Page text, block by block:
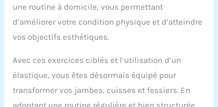
une routine à domicile, vous permettant
d’améliorer votre condition physique et d’atteindre
vos objectifs esthétiques.
Avec ces exercices ciblés et l’utilisation d’un
élastique, vous êtes désormais équipé pour
transformer vos jambes, cuisses et fessiers. En